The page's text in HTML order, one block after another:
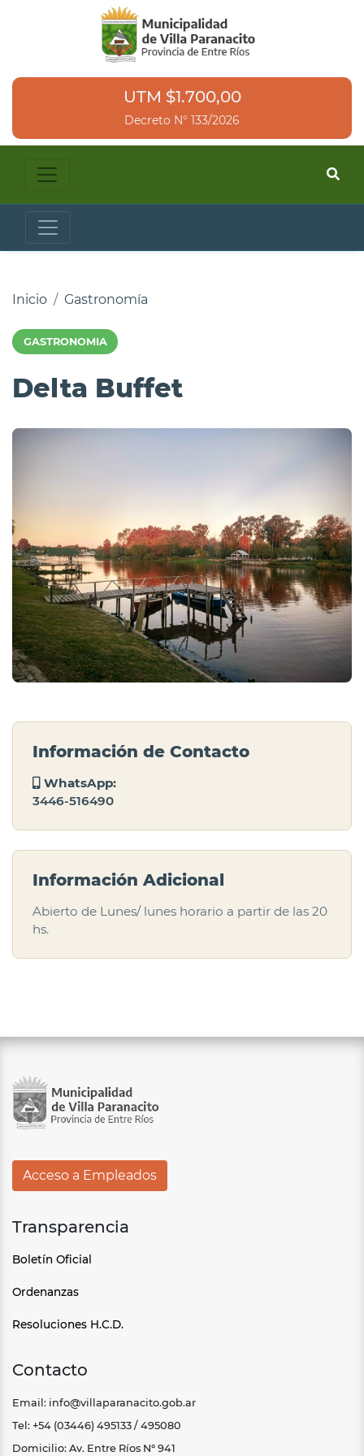
UTM $1.700,00
Decreto N° 133/2026
Inicio Gastronomía
GASTRONOMIA
Delta Buffet
Información de Contacto
WhatsApp:
3446-516490
Información Adicional
Abierto de Lunes/ lunes horario a partir de las 20
hs.
Acceso a Empleados
Transparencia
Boletín Oficial
Ordenanzas
Resoluciones H.C.D.
Contacto
Email: info@villaparanacito.gob.ar
Tel: +54 (03446) 495133 / 495080
Domicilio: Av. Entre Ríos N° 941